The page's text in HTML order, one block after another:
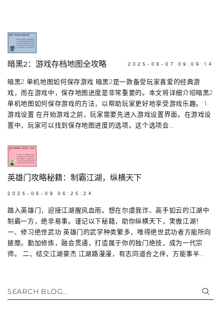
暗黑2：游戏存档地图全攻略 2025-06-07 09:09:14
暗黑2 单机地图如何保存游戏 暗黑2是一款备受玩家喜爱的经典游
戏，而在游戏中，保存地图进度是非常重要的。本文将详细介绍暗黑2
单机地图如何保存游戏的方法，以帮助玩家更好地享受游戏乐趣。 1.
游戏设置 在开始游戏之前，玩家需要先进入游戏设置界面。在游戏设
置中，玩家可以找到保存地图进度的选项。这个选项会...
英雄门攻略秘籍：制霸江湖，纵横天下
2025-06-09 06:25:24
踏入英雄门，迎接江湖腥风血雨。想在尔虞我诈、高手如云的江湖中
制霸一方，绝非易事。谨记以下秘籍，助你纵横天下，笑傲江湖！
一、修习绝世武功 英雄门的武学种类繁多，唯得绝世武功者方能所向
披靡。勤加修炼，融会贯通，打造属于你的独门绝技，成为一代宗
师。 二、结交江湖豪杰 江湖路漫漫，有志同道合之伴，方能事半...
SEARCH BLOG...